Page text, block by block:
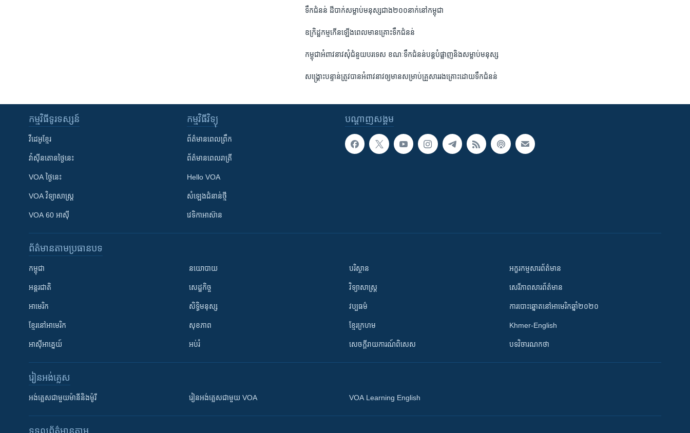
ទឹកជំនន់​ ដីបាក់សម្លាប់​មនុស្សជាង​២០០​នាក់​នៅ​កម្ពុជា
ឧក្រិដ្ឋកម្ម​កើន​ឡើង​ពេល​មាន​គ្រោះ​ទឹក​ជំនន់
កម្ពុជា​អំពាវនាវ​សុំ​ជំនួយ​បរទេស​ ខណៈ​ទឹក​ជំនន់​បន្ត​បំផ្លាញ​និង​សម្លាប់​មនុស្ស
សង្គ្រោះ​បន្ទាន់ត្រូវ​បាន​អំពាវនាវ​ឲ្យ​មាន​សម្រាប់​គ្រួសារ​រងគ្រោះ​ដោយ​ទឹក​ជំនន់
បណ្តាញ​សង្គម
កម្មវិធី​ទូរទស្សន៍
វីដេអូ​ខ្មែរ
វ៉ាស៊ីនតោន​ថ្ងៃ​នេះ
VOA ថ្ងៃនេះ
VOA ​វិទ្យាសាស្ត្រ
VOA 60 អាស៊ី
កម្មវិធី​វិទ្យុ
ព័ត៌មាន​ពេល​ព្រឹក
ព័ត៌មាន​​ពេល​រាត្រី
Hello VOA
សំឡេង​ជំនាន់​ថ្មី
វេទិកា​អាស៊ាន
ព័ត៌មាន​តាមប្រធានបទ​
កម្ពុជា
អន្តរជាតិ
អាមេរិក
ខ្មែរ​នៅអាមេរិក
អាស៊ីអាគ្នេយ៍
នយោបាយ
សេដ្ឋកិច្ច
សិទ្ធិមនុស្ស
សុខភាព
អប់រំ
បរិស្ថាន
វិទ្យាសាស្រ្ត
វប្បធម៌
ខ្មែរក្រហម
សេចក្តីរាយការណ៍ពិសេស
អក្ខរកម្មសារព័ត៌មាន
សេរីភាពសារព័ត៌មាន
ការបោះឆ្នោតនៅអាមេរិកឆ្នាំ២០២០
Khmer-English
បទវិចារណកថា
រៀន​​អង់គ្លេស
អង់គ្លេស​ជាមួយ​ម៉ានី​និង​ម៉ូរី រៀន​​​​​​អង់គ្លេស​​ជាមួយ VOA VOA Learning English